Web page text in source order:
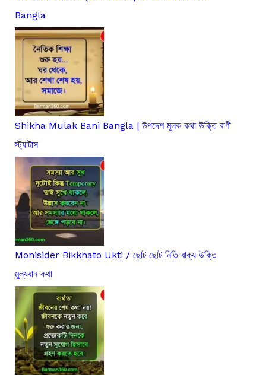
Bangla
Shikha Mulak Bani Bangla | উপদেশ মূলক কথা উক্তি বাণী
স্ট্যাটাস
Monisider Bikkhato Ukti / ছোট ছোট নিতি বাক্য উক্তি
মূল্যবান কথা